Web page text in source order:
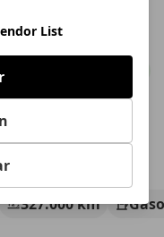
327.000 km
List